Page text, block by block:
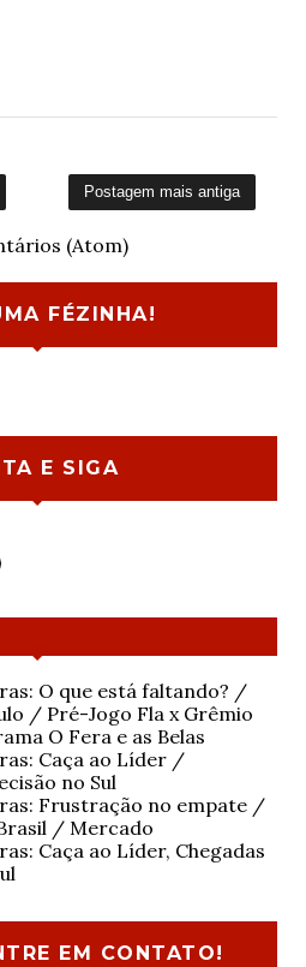
Postagem mais antiga
(Atom)
FÉZINHA!
E SIGA
O que está faltando? /
/ Pré-Jogo Fla x Grêmio
O Fera e as Belas
Caça ao Líder /
no Sul
Frustração no empate /
/ Mercado
Caça ao Líder, Chegadas
EM CONTATO!